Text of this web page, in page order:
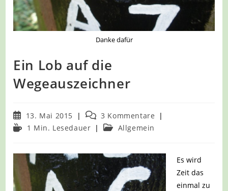
Danke dafür
Ein Lob auf die
Wegeauszeichner
Beitrag
veröffentlicht:
13. Mai 2015
Beitrags-
Kommentare:
3 Kommentare
Lesedauer:
1 Min. Lesedauer
Beitrags-
Allgemein
Es wird
Zeit das
einmal zu